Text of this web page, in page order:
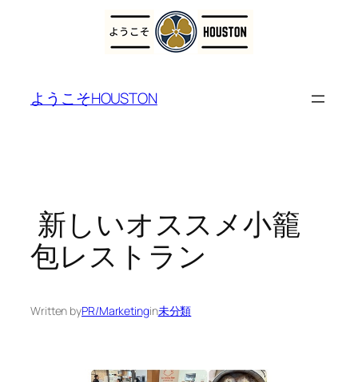
ようこそHOUSTON
新しいオススメ小籠
包レストラン
Written byPR/Marketingin未分類